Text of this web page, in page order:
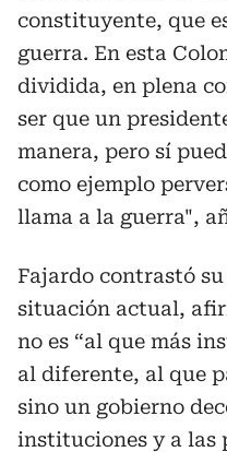
constituyente, que
guerra. En esta
dividida, en plena
ser que un
manera, pero sí
como ejemplo
llama a la guerra",
Fajardo contrastó
situación actual,
no es “al que más
al diferente, al que
sino un gobierno
instituciones y a las